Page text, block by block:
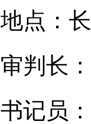
地点：
审判长
书记员